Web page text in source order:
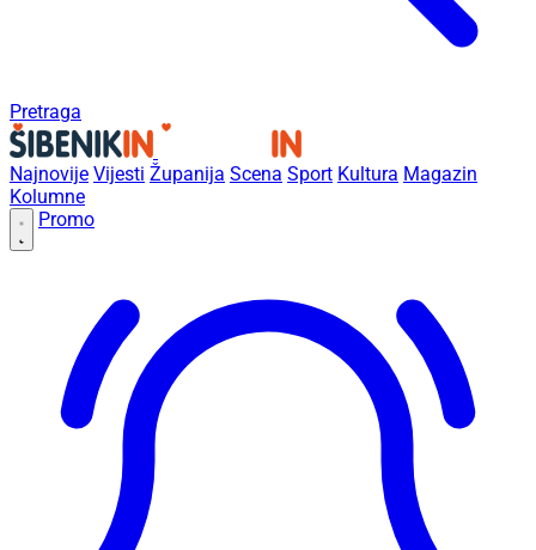
Pretraga
Najnovije Vijesti Županija Scena Sport Kultura Magazin
Kolumne
Promo